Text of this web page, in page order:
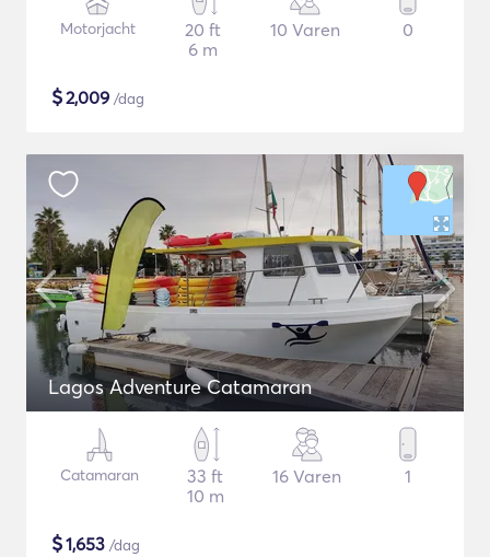
Motorjacht
20 ft
6 m
10 Varen 0
$2,009 /dag
Lagos Adventure Catamaran
Catamaran
33 ft
10 m
16 Varen 1
$1,653 /dag